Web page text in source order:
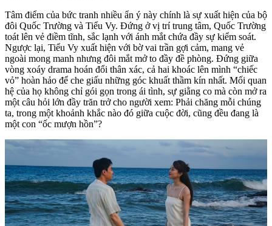
Tâm điểm của bức tranh nhiều ẩn ý này chính là sự xuất hiện của bộ
đôi Quốc Trường và Tiểu Vy. Đứng ở vị trí trung tâm, Quốc Trường
toát lên vẻ điềm tĩnh, sắc lạnh với ánh mắt chứa đầy sự kiểm soát.
Ngược lại, Tiểu Vy xuất hiện với bờ vai trần gợi cảm, mang vẻ
ngoài mong manh nhưng đôi mắt mở to đầy đề phòng. Đứng giữa
vòng xoáy drama hoán đổi thân xác, cả hai khoác lên mình “chiếc
vỏ” hoàn hảo để che giấu những góc khuất thầm kín nhất. Mối quan
hệ của họ không chỉ gói gọn trong ái tình, sự giằng co mà còn mở ra
một câu hỏi lớn đầy trăn trở cho người xem: Phải chăng mỗi chúng
ta, trong một khoảnh khắc nào đó giữa cuộc đời, cũng đều đang là
một con “ốc mượn hồn”?